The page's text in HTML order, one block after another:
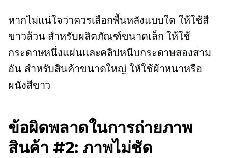
หากไม่แน่ใจว่าควรเลือกพื้นหลังแบบใด ให้ใช้สี
ขาวล้วน สำหรับผลิตภัณฑ์ขนาดเล็ก ให้ใช้
กระดาษหนึ่งแผ่นและคลิปหนีบกระดาษสองสาม
อัน สำหรับสินค้าขนาดใหญ่ ให้ใช้ผ้าหนาหรือ
ผนังสีขาว
ข้อผิดพลาดในการถ่ายภาพ
สินค้า #2: ภาพไม่ชัด